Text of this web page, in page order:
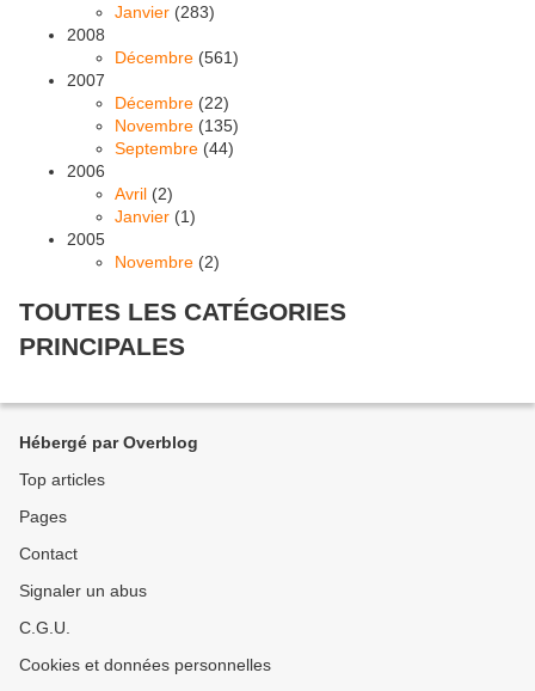
Janvier (283)
2008
Décembre (561)
2007
Décembre (22)
Novembre (135)
Septembre (44)
2006
Avril (2)
Janvier (1)
2005
Novembre (2)
TOUTES LES CATÉGORIES
PRINCIPALES
Hébergé par Overblog
Top articles
Pages
Contact
Signaler un abus
C.G.U.
Cookies et données personnelles